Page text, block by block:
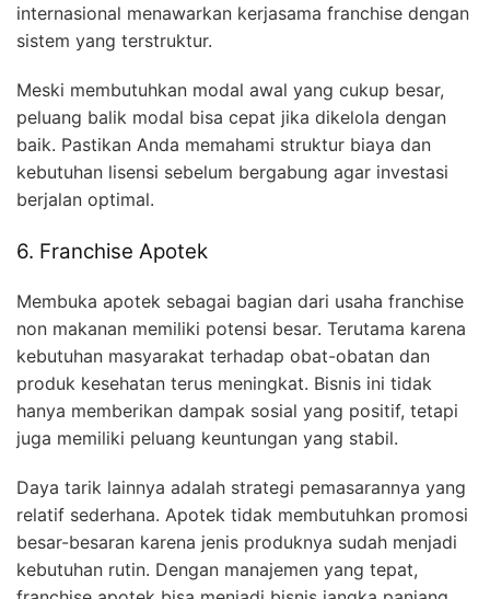
internasional menawarkan kerjasama franchise dengan
sistem yang terstruktur.
Meski membutuhkan modal awal yang cukup besar,
peluang balik modal bisa cepat jika dikelola dengan
baik. Pastikan Anda memahami struktur biaya dan
kebutuhan lisensi sebelum bergabung agar investasi
berjalan optimal.
6. Franchise Apotek
Membuka apotek sebagai bagian dari usaha franchise
non makanan memiliki potensi besar. Terutama karena
kebutuhan masyarakat terhadap obat-obatan dan
produk kesehatan terus meningkat. Bisnis ini tidak
hanya memberikan dampak sosial yang positif, tetapi
juga memiliki peluang keuntungan yang stabil.
Daya tarik lainnya adalah strategi pemasarannya yang
relatif sederhana. Apotek tidak membutuhkan promosi
besar-besaran karena jenis produknya sudah menjadi
kebutuhan rutin. Dengan manajemen yang tepat,